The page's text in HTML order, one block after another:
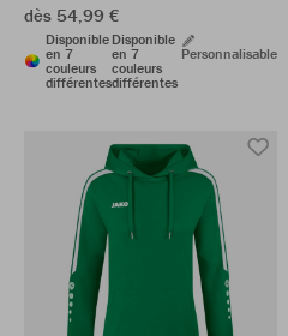
dès 54,99 €
Disponible
en 7
couleurs
différentes
Disponible
en 7
couleurs
différentes
Personnalisable